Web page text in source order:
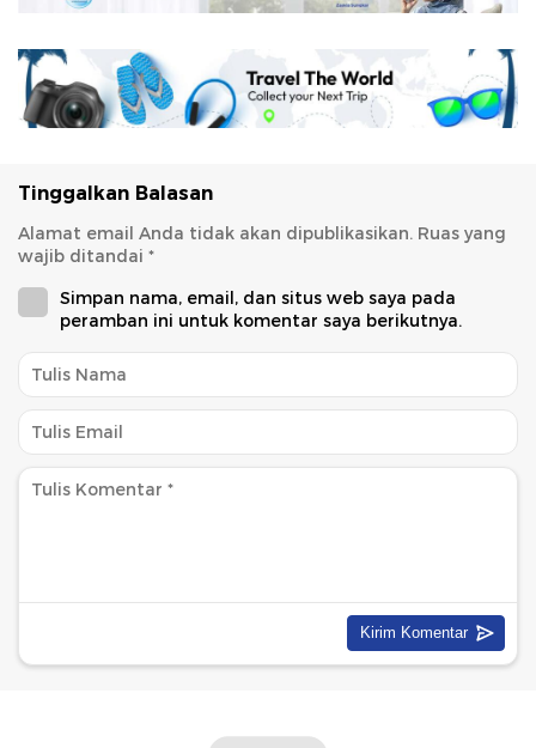
Tinggalkan Balasan
Alamat email Anda tidak akan dipublikasikan. Ruas yang
wajib ditandai *
Simpan nama, email, dan situs web saya pada
peramban ini untuk komentar saya berikutnya.